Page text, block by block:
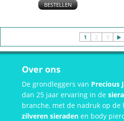
BESTELLEN
1 2 3
Over ons
De grondleggers van Precious
dan 25 jaar ervaring in de
branche, met de nadruk op de
zilveren sieraden en body